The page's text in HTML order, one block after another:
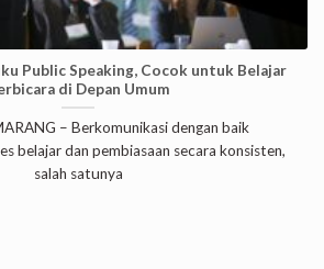
Public Speaking, Cocok untuk Belajar
di Depan Umum
– Berkomunikasi dengan baik
belajar dan pembiasaan secara konsisten,
salah satunya